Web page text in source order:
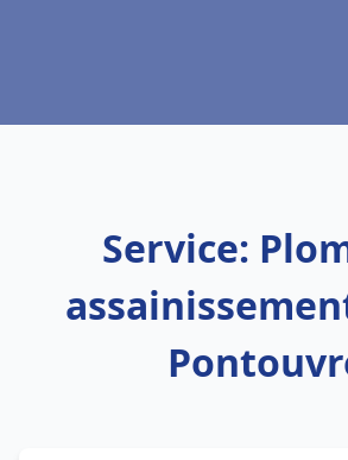
Service: